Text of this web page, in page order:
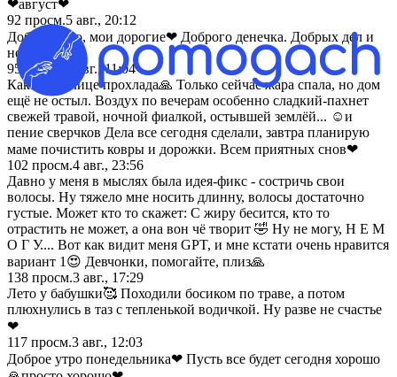
❤август❤
92 просм.5 авг., 20:12
Доброе утро, мои дорогие❤ Доброго денечка. Добрых дел и
новостей!
95 просм.
5 авг., 11:04
Какая на улице прохлада🙏 Только сейчас жара спала, но дом
ещё не остыл. Воздух по вечерам особенно сладкий-пахнет
свежей травой, ночной фиалкой, остывшей землёй... ☺и
пение сверчков Дела все сегодня сделали, завтра планирую
маме почистить ковры и дорожки. Всем приятных снов❤
102 просм.4 авг., 23:56
Давно у меня в мыслях была идея-фикс - состричь свои
волосы. Ну тяжело мне носить длинну, волосы достаточно
густые. Может кто то скажет: С жиру бесится, кто то
отрастить не может, а она вон чё творит 🤣 Ну не могу, Н Е М
О Г У.... Вот как видит меня GPT, и мне кстати очень нравится
вариант 1😍 Девчонки, помогайте, плиз🙏
138 просм.3 авг., 17:29
Лето у бабушки🥰 Походили босиком по траве, а потом
плюхнулись в таз с тепленькой водичкой. Ну разве не счастье
❤
117 просм.3 авг., 12:03
Доброе утро понедельника❤ Пусть все будет сегодня хорошо